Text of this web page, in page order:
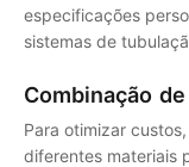
especificações
sistemas de
Combinação
Para otimizar
diferentes materiais